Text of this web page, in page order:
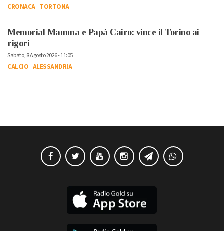
CRONACA-TORTONA
Memorial Mamma e Papà Cairo: vince il Torino ai
rigori
Sabato, 8 Agosto 2026 - 11:05
CALCIO-ALESSANDRIA